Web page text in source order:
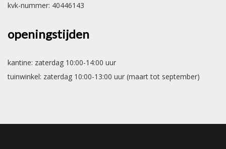
kvk-nummer: 40446143
openingstijden
kantine: zaterdag 10:00-14:00 uur
tuinwinkel: zaterdag 10:00-13:00 uur (maart tot september)